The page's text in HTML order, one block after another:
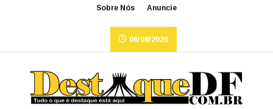
Sobre Nós Anuncie
06/08/2026